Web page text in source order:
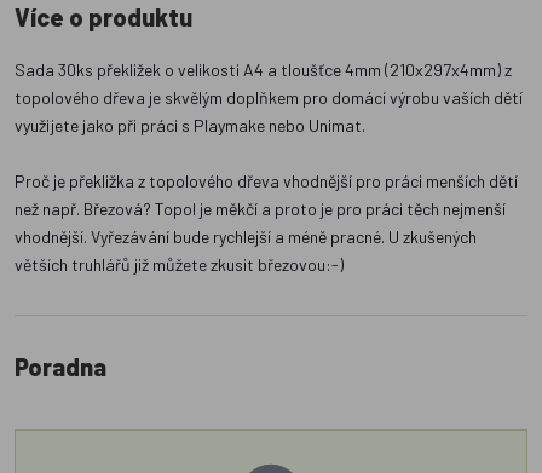
Více o produktu
Sada 30ks překližek o velikosti A4 a tloušťce 4mm (210x297x4mm) z
topolového dřeva je skvělým doplňkem pro domácí výrobu vaších dětí
využijete jako při práci s Playmake nebo Unimat.
Proč je překližka z topolového dřeva vhodnější pro práci menších dětí
než např. Březová? Topol je měkčí a proto je pro práci těch nejmenší
vhodnější. Vyřezávání bude rychlejší a méně pracné. U zkušených
větších truhlářů již můžete zkusit březovou:-)
Poradna